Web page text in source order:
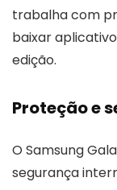
trabalha com
baixar
edição.
Proteção e
O Samsung
segurança